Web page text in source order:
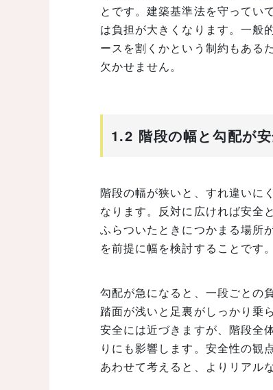
とです。建築基準法を守ってい
は負担が大きくなります。一般
ースを割くかという制約もある
欠かせません。
1.2 階段の幅と勾配が
階段の幅が狭いと、すれ違いに
なります。反対に広ければ安全
ふらついたときにつかまる場所
を前提に幅を検討することです。
勾配が急になると、一段ごとの
踏面が浅いと足裏がしっかり乗
安全には近づきますが、階段全
りにも影響します。安全性の観
あわせて考えると、よりリアル